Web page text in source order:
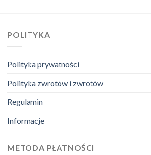
POLITYKA
Polityka prywatności
Polityka zwrotów i zwrotów
Regulamin
Informacje
METODA PŁATNOŚCI